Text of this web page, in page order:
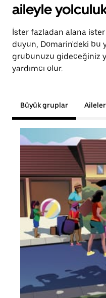
aileyle
İster fazladan alana
duyun, Domarin'deki bu
grubunuzu gideceğiniz
yardımcı olur.
Büyük gruplar Aileler